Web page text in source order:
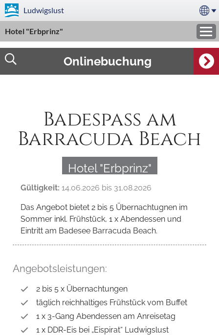
Ludwigslust
Hotel "Erbprinz"
Onlinebuchung
Badespass am
Barracuda Beach
Hotel "Erbprinz"
Gültigkeit: 14.06.2026 bis 31.08.2026
Das Angebot bietet 2 bis 5 Übernachtugnen im
Sommer inkl. Frühstück, 1 x Abendessen und
Eintritt am Badesee Barracuda Beach.
Angebotsleistungen:
2 bis 5 x Übernachtungen
täglich reichhaltiges Frühstück vom Buffet
1 x 3-Gang Abendessen am Anreisetag
1 x DDR-Eis bei „Eispirat“ Ludwigslust